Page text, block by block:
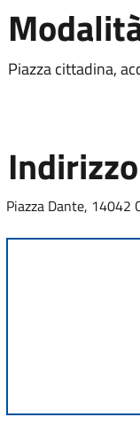
Piazza cittadina,
Indirizzo
Piazza Dante, 14042